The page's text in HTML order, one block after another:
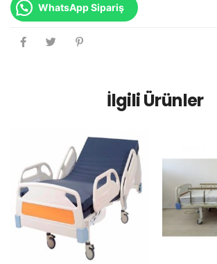
WhatsApp Sipariş
İlgili Ürünler